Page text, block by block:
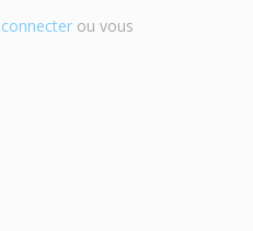
connecter ou vous